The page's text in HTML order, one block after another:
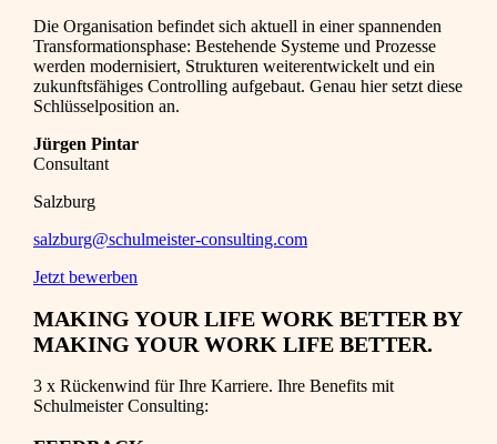
Die Organisation befindet sich aktuell in einer spannenden
Transformationsphase: Bestehende Systeme und Prozesse
werden modernisiert, Strukturen weiterentwickelt und ein
zukunftsfähiges Controlling aufgebaut. Genau hier setzt diese
Schlüsselposition an.
Jürgen Pintar
Consultant
Salzburg
salzburg@schulmeister-consulting.com
Jetzt bewerben
MAKING YOUR LIFE WORK BETTER BY
MAKING YOUR WORK LIFE BETTER.
3 x Rückenwind für Ihre Karriere. Ihre Benefits mit
Schulmeister Consulting: